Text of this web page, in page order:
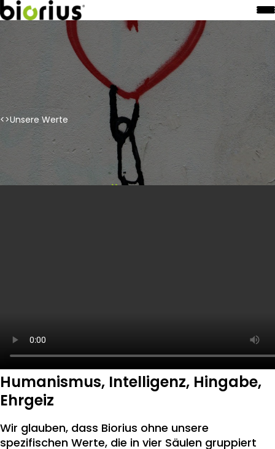
<>Unsere Werte
Home Unsere Werte
Humanismus, Intelligenz, Hingabe,
Ehrgeiz
Wir glauben, dass Biorius ohne unsere
spezifischen Werte, die in vier Säulen gruppiert